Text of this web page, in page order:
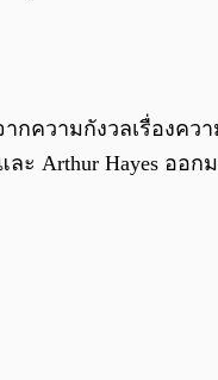
ความกังวลเรื่องค
ละ Arthur Hayes